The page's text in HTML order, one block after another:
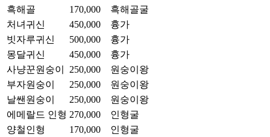
흑해골
170,000
흑해골굴
처녀귀신
450,000
흉가
빗자루귀신
500,000
흉가
몽달귀신
450,000
흉가
사냥꾼원숭이
250,000
원숭이왕
부자원숭이
250,000
원숭이왕
날쌘원숭이
250,000
원숭이왕
에메랄드 인형 270,000
인형굴
양철인형
170,000
인형굴